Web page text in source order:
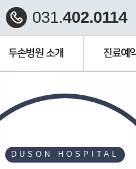
031.402.0114
두손병원 소개 진료예
DUSON HOSPITAL